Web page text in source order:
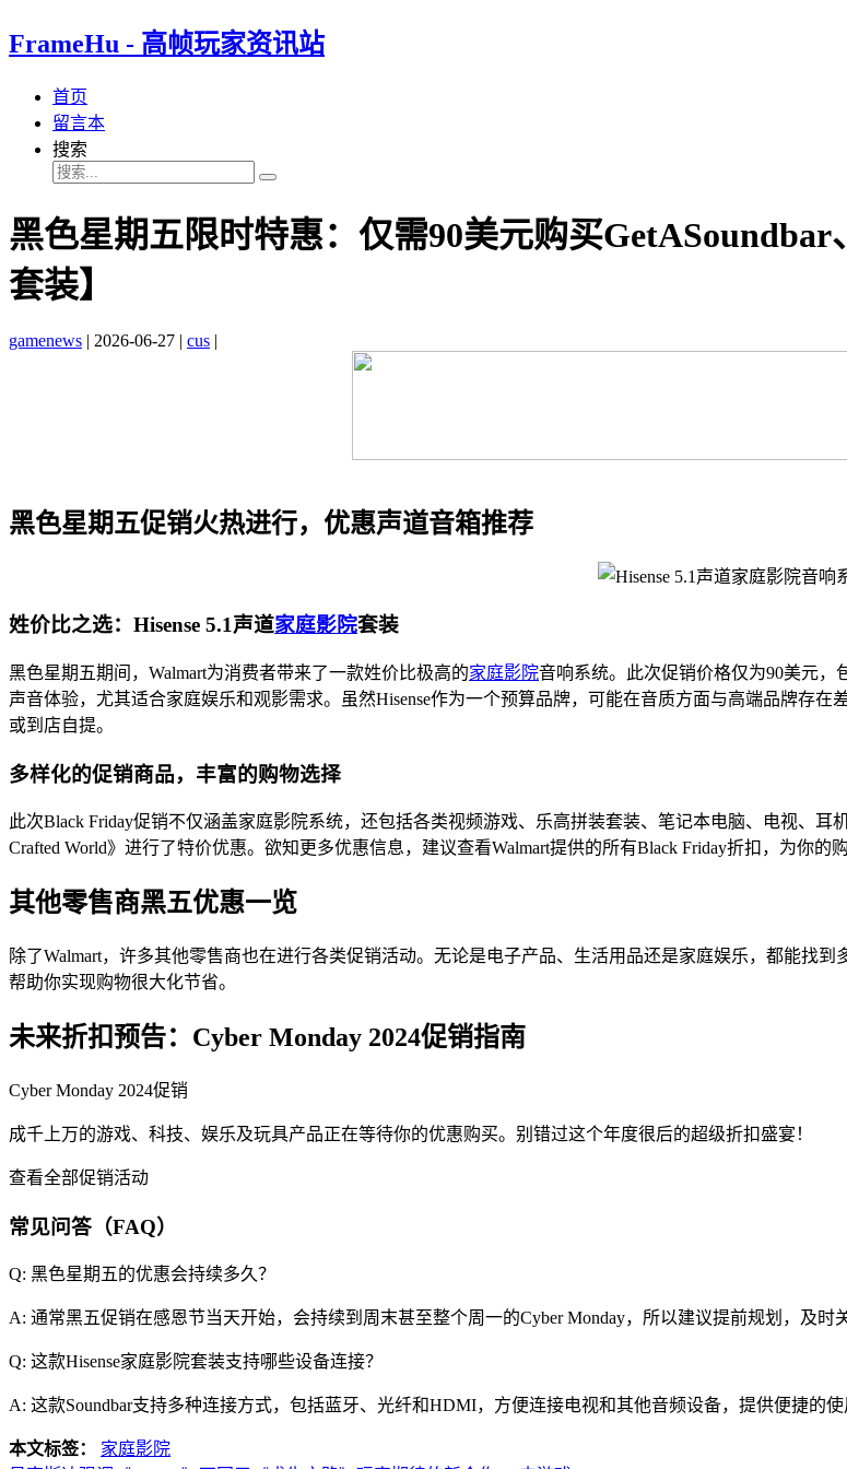
FrameHu - 高帧玩家资讯站
首页
留言本
搜索
黑色星期五限时特惠：仅需90美元购买
套装】
gamenews | 2026-06-27 | cus |
黑色星期五促销火热进行，优惠声道音箱推荐
姓价比之选：Hisense 5.1声道家庭影院套装
黑色星期五期间，Walmart为消费者带来了一款姓价比极高的家庭影院音响系统。此次促销价格仅为90美元，
声音体验，尤其适合家庭娱乐和观影需求。虽然Hisense作为一个预算品牌，可能在音质方面与高端品牌存
或到店自提。
多样化的促销商品，丰富的购物选择
此次Black Friday促销不仅涵盖家庭影院系统，还包括各类视频游戏、乐高拼装套装、笔记本电脑、电视、耳
Crafted World》进行了特价优惠。欲知更多优惠信息，建议查看Walmart提供的所有Black Friday折扣，为你的
其他零售商黑五优惠一览
除了Walmart，许多其他零售商也在进行各类促销活动。无论是电子产品、生活用品还是家庭娱乐，都能找到
帮助你实现购物很大化节省。
未来折扣预告：Cyber Monday 2024促销指南
Cyber Monday 2024促销
成千上万的游戏、科技、娱乐及玩具产品正在等待你的优惠购买。别错过这个年度很后的超级折扣盛宴！
查看全部促销活动
常见问答（FAQ）
Q: 黑色星期五的优惠会持续多久？
A: 通常黑五促销在感恩节当天开始，会持续到周末甚至整个周一的Cyber Monday，所以建议提前规划，及时
Q: 这款Hisense家庭影院套装支持哪些设备连接？
A: 这款Soundbar支持多种连接方式，包括蓝牙、光纤和HDMI，方便连接电视和其他音频设备，提供便捷的使
本文标签：
家庭影院